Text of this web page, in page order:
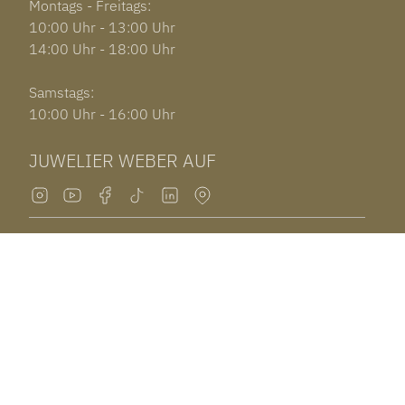
Montags - Freitags:
10:00 Uhr - 13:00 Uhr
14:00 Uhr - 18:00 Uhr
Samstags:
10:00 Uhr - 16:00 Uhr
JUWELIER WEBER AUF
Alexander Weber auf Instagram